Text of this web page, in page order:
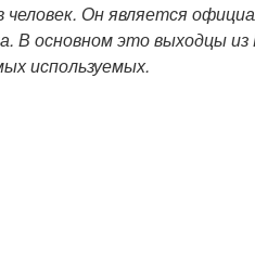
Он является
В основном это выходцы
используемых.